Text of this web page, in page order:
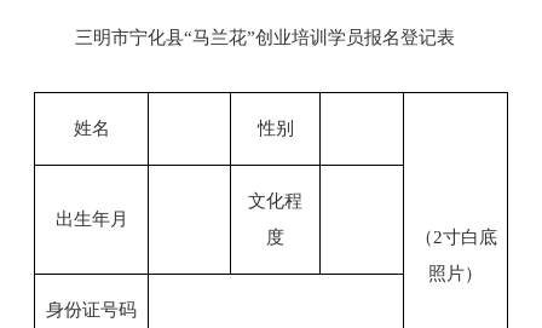
三明市宁化县“马兰花”创业培训 学员报名登记表
姓名 性别
（2寸白底
照片）
出生年月
文化程
度
身份证号码